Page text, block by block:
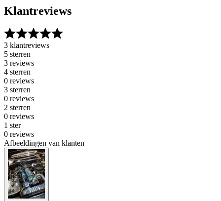
Klantreviews
3 klantreviews
5 sterren
3 reviews
4 sterren
0 reviews
3 sterren
0 reviews
2 sterren
0 reviews
1 ster
0 reviews
Afbeeldingen van klanten